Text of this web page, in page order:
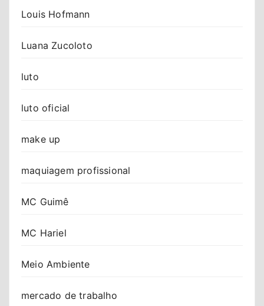
Louis Hofmann
Luana Zucoloto
luto
luto oficial
make up
maquiagem profissional
MC Guimê
MC Hariel
Meio Ambiente
mercado de trabalho